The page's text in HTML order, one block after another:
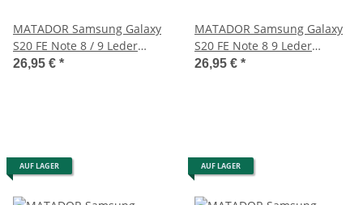
MATADOR Samsung Galaxy
S20 FE Note 8 / 9 Leder
Gürteltasche Schwarz
26,95 € *
MATADOR Samsung Galaxy
S20 FE Note 8 9 Leder
Gürteltasche Schwarz
26,95 € *
AUF LAGER AUF LAGER